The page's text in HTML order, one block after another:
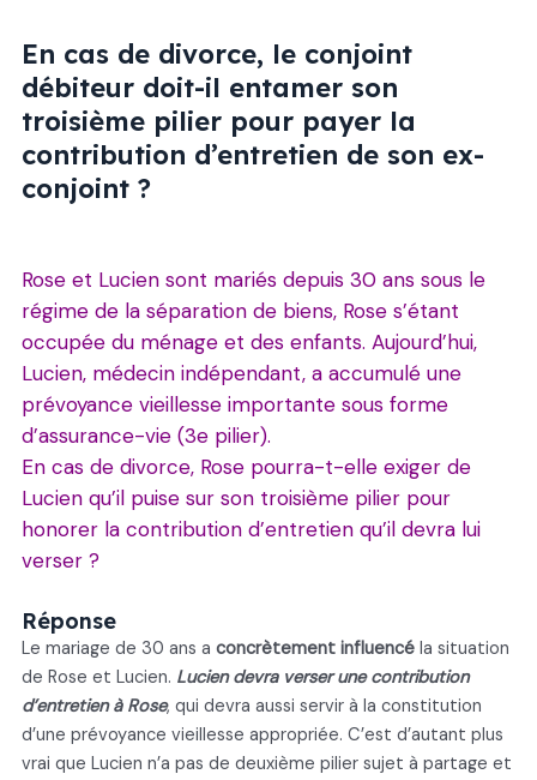
En cas de divorce, le conjoint
débiteur doit-il entamer son
troisième pilier pour payer la
contribution d’entretien de son ex-
conjoint ?
Rose et Lucien sont mariés depuis 30 ans sous le
régime de la séparation de biens, Rose s’étant
occupée du ménage et des enfants. Aujourd’hui,
Lucien, médecin indépendant, a accumulé une
prévoyance vieillesse importante sous forme
d’assurance-vie (3e pilier).
En cas de divorce, Rose pourra-t-elle exiger de
Lucien qu’il puise sur son troisième pilier pour
honorer la contribution d’entretien qu’il devra lui
verser ?
Réponse
Le mariage de 30 ans a concrètement influencéla situation
de Rose et Lucien. Lucien devra verser une contribution
d’entretien à Rose, qui devra aussi servir à la constitution
d’une prévoyance vieillesse appropriée. C’est d’autant plus
vrai que Lucien n’a pas de deuxième pilier sujet à partage et